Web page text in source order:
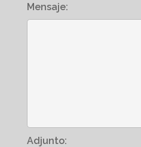
Mensaje:
Adjunto: